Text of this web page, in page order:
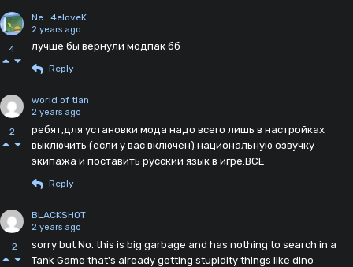
4
Ne_4eloveK
2 years ago
лучше бы вернули модпак бб
Reply
2
world of tian
2 years ago
ребят,для установки мода надо всего лишь в настройках
выключить (если у вас включен) национальную озвучку
экипажа и поставить русский язык в игре.ВСЕ
Reply
-2
BLACKSHOT
2 years ago
sorry but No. this is big garbage and has nothing to search in a
Tank Game that's already getting stupidity things like dino